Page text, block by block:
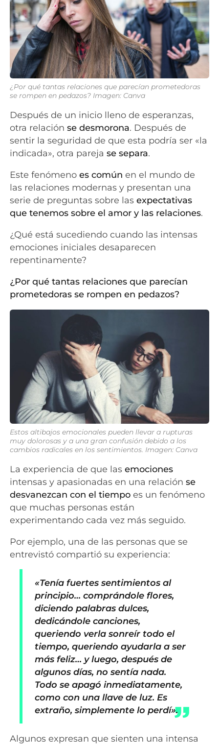
¿Por qué tantas relaciones que parecían prometedoras
se rompen en pedazos? Imagen: Canva
Después de un inicio lleno de esperanzas,
otra relación se desmorona. Después de
sentir la seguridad de que esta podría ser «la
indicada», otra pareja se separa.
Este fenómeno es común en el mundo de
las relaciones modernas y presentan una
serie de preguntas sobre las expectativas
que tenemos sobre el amor y las relaciones.
¿Qué está sucediendo cuando las intensas
emociones iniciales desaparecen
repentinamente?
¿Por qué tantas relaciones que parecían
prometedoras se rompen en pedazos?
Estos altibajos emocionales pueden llevar a rupturas
muy dolorosas y a una gran confusión debido a los
cambios radicales en los sentimientos. Imagen: Canva
La experiencia de que las emociones
intensas y apasionadas en una relación se
desvanezcan con el tiempo es un fenómeno
que muchas personas están
experimentando cada vez más seguido.
Por ejemplo, una de las personas que se
entrevistó compartió su experiencia:
«Tenía fuertes sentimientos al
principio… comprándole flores,
diciendo palabras dulces,
dedicándole canciones,
queriendo verla sonreír todo el
tiempo, queriendo ayudarla a ser
más feliz… y luego, después de
algunos días, no sentía nada.
Todo se apagó inmediatamente,
como con una llave de luz. Es
extraño, simplemente lo perdí».
Algunos expresan que sienten una intensa